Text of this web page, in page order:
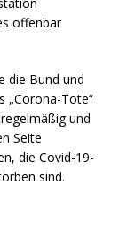
offenbar
die Bund und
„Corona-Tote“
und
Seite
die Covid-19-
sind.